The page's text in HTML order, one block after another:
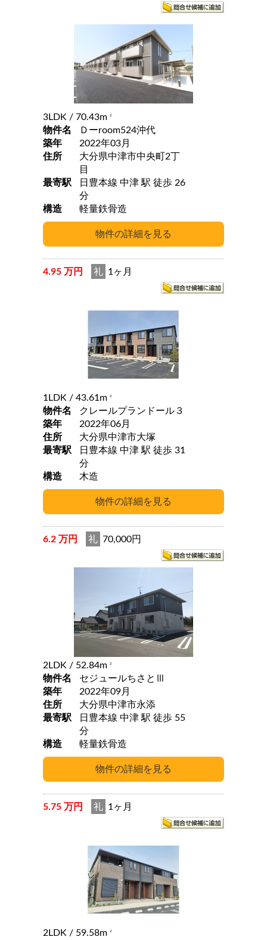
3LDK / 70.43m 2
物件名
Ｄーroom524沖代
築年
2022年03月
住所
大分県中津市中央町2丁
目
最寄駅
日豊本線 中津 駅 徒歩 26
分
構造
軽量鉄骨造
4.95 万円 礼 1ヶ月
1LDK / 43.61m 2
物件名
クレールプランドール３
築年
2022年06月
住所
大分県中津市大塚
最寄駅
日豊本線 中津 駅 徒歩 31
分
構造
木造
6.2 万円 礼 70,000円
2LDK / 52.84m 2
物件名
セジュールちさとⅢ
築年
2022年09月
住所
大分県中津市永添
最寄駅
日豊本線 中津 駅 徒歩 55
分
構造
軽量鉄骨造
5.75 万円 礼 1ヶ月
2LDK / 59.58m 2